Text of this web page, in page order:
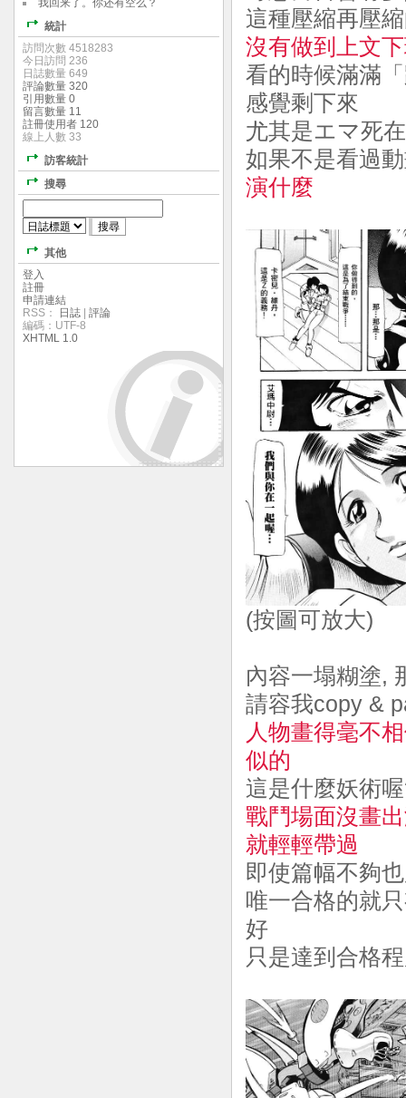
這種壓縮再壓
沒有做到上文
看的時候滿滿
感覺剩下來
尤其是エマ死
如果不是看過
演什麼
(按圖可放大)
內容一塌糊塗,
請容我copy &
人物畫得毫不
似的
這是什麼妖術
戰鬥場面沒畫
就輕輕帶過
即使篇幅不夠
唯一合格的就
好
只是達到合格
我回来了。你还有空么？
統計
訪問次數 4518283
今日訪問 236
日誌數量 649
評論數量 320
引用數量 0
留言數量 11
註冊使用者 120
線上人數 33
訪客統計
搜尋
其他
登入
註冊
申請連結
RSS：
日誌
評論
編碼：UTF-8
XHTML 1.0